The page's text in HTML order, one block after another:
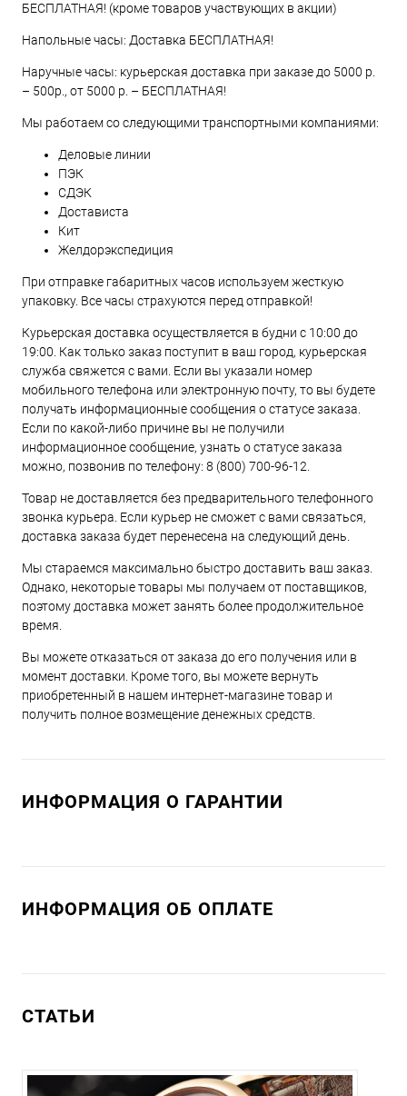
БЕСПЛАТНАЯ! (кроме товаров участвующих в акции)
Напольные часы: Доставка БЕСПЛАТНАЯ!
Наручные часы: курьерская доставка при заказе до 5000 р.
– 500р., от 5000 р. – БЕСПЛАТНАЯ!
Мы работаем со следующими транспортными компаниями:
Деловые линии
ПЭК
СДЭК
Достависта
Кит
Желдорэкспедиция
При отправке габаритных часов используем жесткую
упаковку. Все часы страхуются перед отправкой!
Курьерская доставка осуществляется в будни с 10:00 до
19:00. Как только заказ поступит в ваш город, курьерская
служба свяжется с вами. Если вы указали номер
мобильного телефона или электронную почту, то вы будете
получать информационные сообщения о статусе заказа.
Если по какой-либо причине вы не получили
информационное сообщение, узнать о статусе заказа
можно, позвонив по телефону: 8 (800) 700-96-12.
Товар не доставляется без предварительного телефонного
звонка курьера. Если курьер не сможет с вами связаться,
доставка заказа будет перенесена на следующий день.
Мы стараемся максимально быстро доставить ваш заказ.
Однако, некоторые товары мы получаем от поставщиков,
поэтому доставка может занять более продолжительное
время.
Вы можете отказаться от заказа до его получения или в
момент доставки. Кроме того, вы можете вернуть
приобретенный в нашем интернет-магазине товар и
получить полное возмещение денежных средств.
ИНФОРМАЦИЯ О ГАРАНТИИ
ИНФОРМАЦИЯ ОБ ОПЛАТЕ
СТАТЬИ